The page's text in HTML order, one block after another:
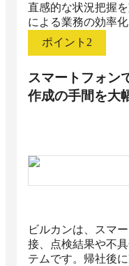
直感的な状況把握
による業務の効率化
ポイント 2
スマートフォン
作成の手間を大
ビルカンは、スマ
接、点検結果や不
テムです。帰社後